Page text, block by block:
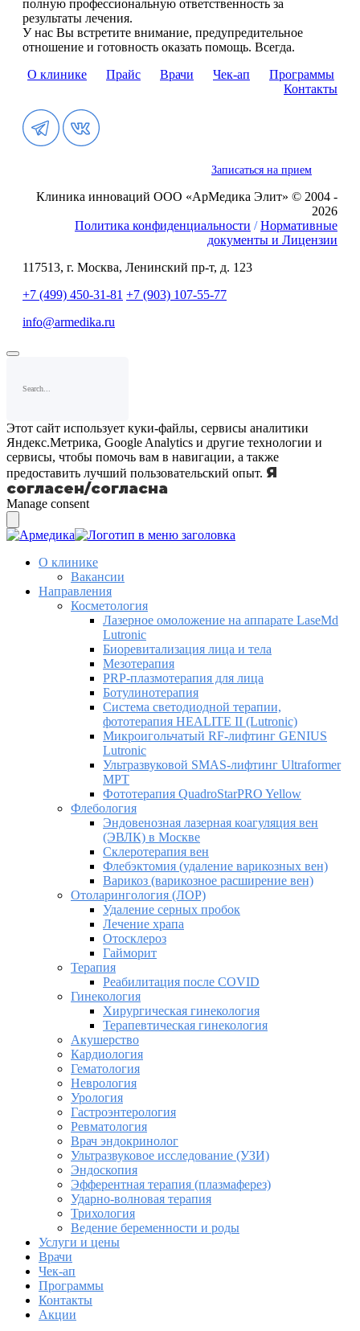
полную профессиональную ответственность за
результаты лечения.
У нас Вы встретите внимание, предупредительное
отношение и готовность оказать помощь. Всегда.
О клинике
Прайс Врачи Чек-ап
Программы
Контакты
Записаться на прием
Клиника инноваций ООО «АрМедика Элит» © 2004 -
2026
Политика конфиденциальности /Нормативные
документы и Лицензии
117513, г. Москва, Ленинский пр-т, д. 123
+7 (499) 450-31-81 +7 (903) 107-55-77
info@armedika.ru
Этот сайт использует куки-файлы, сервисы аналитики
Яндекс.Метрика, Google Analytics и другие технологии и
сервисы, чтобы помочь вам в навигации, а также
предоставить лучший пользовательский опыт. Я
согласен/согласна
Manage consent
О клинике
Вакансии
Направления
Косметология
Лазерное омоложение на аппарате LaseMd
Lutronic
Биоревитализация лица и тела
Мезотерапия
PRP-плазмотерапия для лица
Ботулинотерапия
Система светодиодной терапии,
фототерапия HEALITE II (Lutronic)
Микроигольчатый RF-лифтинг GENIUS
Lutronic
Ультразвуковой SMAS-лифтинг Ultraformer
MPT
Фототерапия QuadroStarPRO Yellow
Флебология
Эндовенозная лазерная коагуляция вен
(ЭВЛК) в Москве
Склеротерапия вен
Флебэктомия (удаление варикозных вен)
Варикоз (варикозное расширение вен)
Отоларингология (ЛОР)
Удаление серных пробок
Лечение храпа
Отосклероз
Гайморит
Терапия
Реабилитация после COVID
Гинекология
Хирургическая гинекология
Терапевтическая гинекология
Акушерство
Кардиология
Гематология
Неврология
Урология
Гастроэнтерология
Ревматология
Врач эндокринолог
Ультразвуковое исследование (УЗИ)
Эндоскопия
Эфферентная терапия (плазмаферез)
Ударно-волновая терапия
Трихология
Ведение беременности и роды
Услуги и цены
Врачи
Чек-ап
Программы
Контакты
Акции